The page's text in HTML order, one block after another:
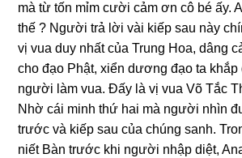
mà từ tốn mỉm cười cảm ơn cô bé ấy.
thế ? Người trả lời vài kiếp sau này
vị vua duy nhất của Trung Hoa, dâng
cho đạo Phật, xiển dương đạo ta
người làm vua. Đấy là vị vua Võ Tắc
Nhờ cái minh thứ hai mà người nhìn
trước và kiếp sau của chúng sanh.
niết Bàn trước khi người nhập diệt,